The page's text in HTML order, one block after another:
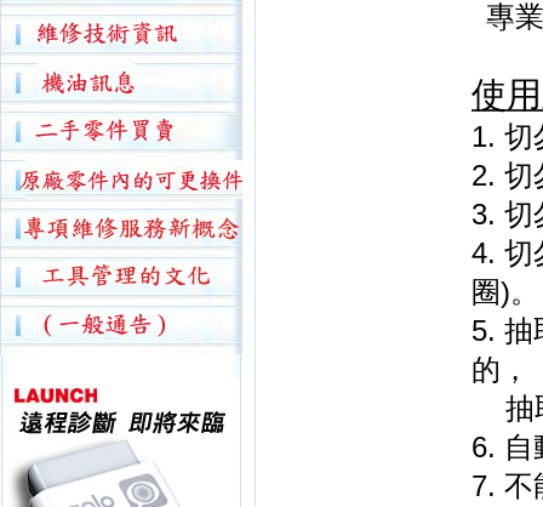
專
使
1. 切
2. 切
3. 切
4. 切
圈)。
5. 抽
的，
抽
6. 自
7. 不